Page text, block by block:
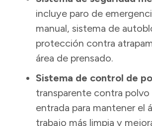
incluye paro de
manual, sistema de
protección contra
área de prensado.
Sistema de control de
transparente contra polvo
entrada para mantener el
trabajo más limpia y